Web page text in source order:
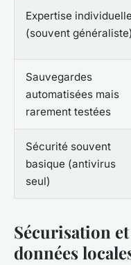
Expertise individuelle
(souvent généraliste)
Sauvegardes
automatisées mais
rarement testées
Sécurité souvent
basique (antivirus
seul)
Sécurisation
données